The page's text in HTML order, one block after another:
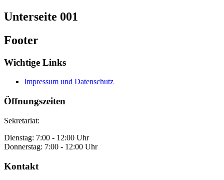
Unterseite 001
Footer
Wichtige Links
Impressum und Datenschutz
Öffnungszeiten
Sekretariat:
Dienstag: 7:00 - 12:00 Uhr
Donnerstag: 7:00 - 12:00 Uhr
Kontakt